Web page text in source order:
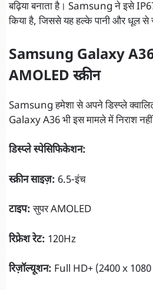
बढ़िया बनाता है। Samsung ने इसे
किया है, जिससे यह हल्के पानी और धूल से
Samsung Galaxy A36:
AMOLED स्क्रीन
Samsung हमेशा से अपने डिस्प्ले
Galaxy A36 भी इस मामले में निराश
डिस्प्ले स्पेसिफिकेशन:
स्क्रीन साइज़: 6.5-इंच
टाइप:सुपर AMOLED
रिफ्रेश रेट: 120Hz
रिज़ॉल्यूशन: Full HD+ (2400 x 1080